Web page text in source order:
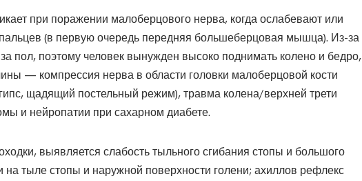
при поражении малоберцового нерва, когда ослабевают или
(в первую очередь передняя большеберцовая мышца). Из-за
пол, поэтому человек вынужден высоко поднимать колено и бедро,
— компрессия нерва в области головки малоберцовой кости
щадящий постельный режим), травма колена/верхней трети
и нейропатии при сахарном диабете.
выявляется слабость тыльного сгибания стопы и большого
на тыле стопы и наружной поверхности голени; ахиллов рефлекс